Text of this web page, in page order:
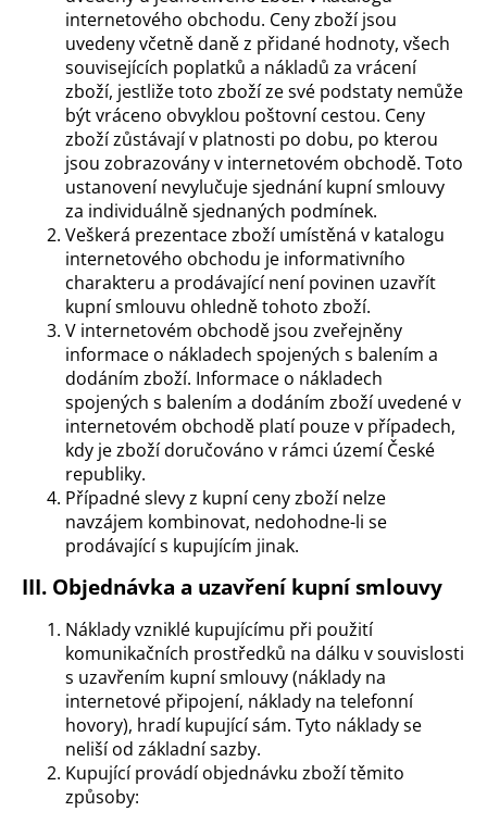
internetového obchodu. Ceny zboží jsou
uvedeny včetně daně z přidané hodnoty, všech
souvisejících poplatků a nákladů za vrácení
zboží, jestliže toto zboží ze své podstaty nemůže
být vráceno obvyklou poštovní cestou. Ceny
zboží zůstávají v platnosti po dobu, po kterou
jsou zobrazovány v internetovém obchodě. Toto
ustanovení nevylučuje sjednání kupní smlouvy
za individuálně sjednaných podmínek.
Veškerá prezentace zboží umístěná v katalogu
internetového obchodu je informativního
charakteru a prodávající není povinen uzavřít
kupní smlouvu ohledně tohoto zboží.
V internetovém obchodě jsou zveřejněny
informace o nákladech spojených s balením a
dodáním zboží. Informace o nákladech
spojených s balením a dodáním zboží uvedené v
internetovém obchodě platí pouze v případech,
kdy je zboží doručováno v rámci území České
republiky.
Případné slevy z kupní ceny zboží nelze
navzájem kombinovat, nedohodne-li se
prodávající s kupujícím jinak.
III. Objednávka a uzavření kupní smlouvy
Náklady vzniklé kupujícímu při použití
komunikačních prostředků na dálku v souvislosti
s uzavřením kupní smlouvy (náklady na
internetové připojení, náklady na telefonní
hovory), hradí kupující sám. Tyto náklady se
neliší od základní sazby.
Kupující provádí objednávku zboží těmito
způsoby: